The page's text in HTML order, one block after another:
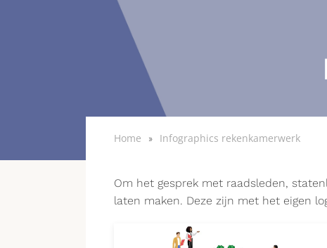
Home Infographics rekenkamerwerk
Om het gesprek met raadsleden,
laten maken. Deze zijn met het eigen